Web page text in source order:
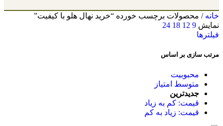
خانه/ محصولات برچسب خورده “خرید نهال هلو با کیفیت”
نمایش 9
12
18
24
فیلترها
مرتب سازی بر اساس
محبوبیت
متوسط امتیاز
جدیدترین
قیمت: کم به زیاد
قیمت: زیاد به کم